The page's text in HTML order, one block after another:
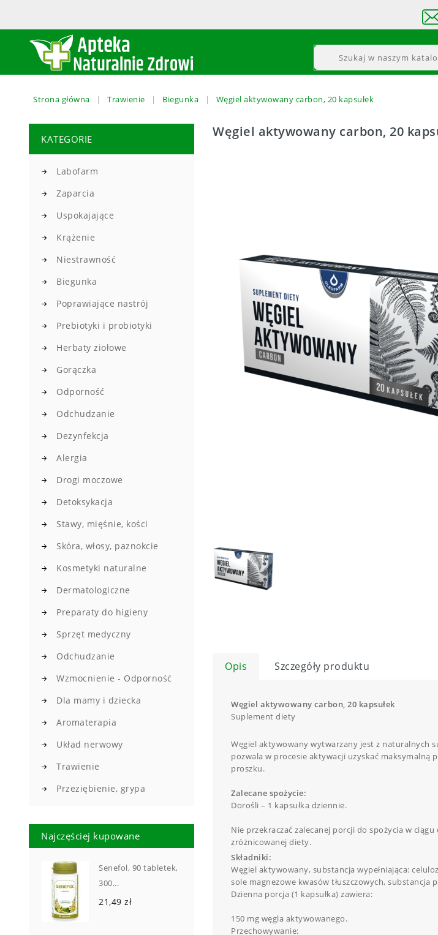
Strona główna Trawienie Biegunka Węgiel aktywowany carbon, 20 kapsułek
KATEGORIE
Labofarm
Zaparcia
Uspokajające
Krążenie
Niestrawność
Biegunka
Poprawiające nastrój
Prebiotyki i probiotyki
Herbaty ziołowe
Gorączka
Odporność
Odchudzanie
Dezynfekcja
Alergia
Drogi moczowe
Detoksykacja
Stawy, mięśnie, kości
Skóra, włosy, paznokcie
Kosmetyki naturalne
Dermatologiczne
Preparaty do higieny
Sprzęt medyczny
Odchudzanie
Wzmocnienie - Odporność
Dla mamy i dziecka
Aromaterapia
Układ nerwowy
Trawienie
Przeziębienie, grypa
Najczęściej kupowane
Senefol, 90 tabletek,
300...
21,49 zł
Węgiel aktywowany carbon, 20
Opis Szczegóły produktu
Węgiel aktywowany carbon, 20 kapsułek
Suplement diety
Węgiel aktywowany wytwarzany jest z naturalnych
pozwala w procesie aktywacji uzyskać maksymalną
proszku.
Zalecane spożycie:
Dorośli – 1 kapsułka dziennie.
Nie przekraczać zalecanej porcji do spożycia w
zróżnicowanej diety.
Składniki:
Węgiel aktywowany, substancja wypełniająca:
sole magnezowe kwasów tłuszczowych, substancja
Dzienna porcja (1 kapsułka) zawiera:
150 mg węgla aktywowanego.
Przechowywanie: